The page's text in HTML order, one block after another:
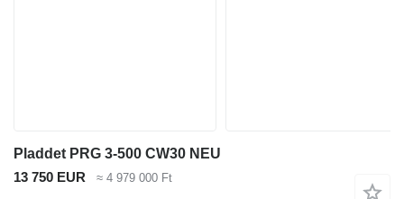
Pladdet PRG 3-500 CW30 NEU
13 750 EUR
≈ 4 979 000 Ft